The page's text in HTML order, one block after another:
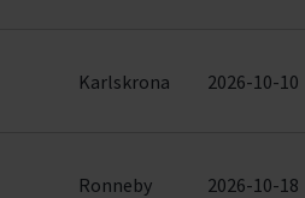
Karlskrona 2026-10-10
Ronneby 2026-10-18